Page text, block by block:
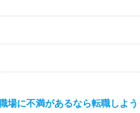
場に不満があるなら転職しよう